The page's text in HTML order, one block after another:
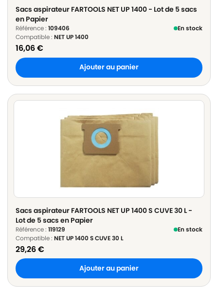
Sacs aspirateur FARTOOLS NET UP 1400 - Lot de 5 sacs
en Papier
Référence : 109406
En stock
Compatible : NET UP 1400
16,06€
Ajouter au panier
Sacs aspirateur FARTOOLS NET UP 1400 S CUVE 30 L -
Lot de 5 sacs en Papier
Référence : 119129
En stock
Compatible : NET UP 1400 S CUVE 30 L
29,26€
Ajouter au panier